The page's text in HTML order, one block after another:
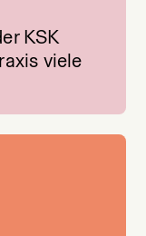
KSK
viele